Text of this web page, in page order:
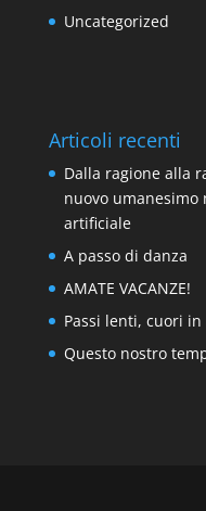
Uncategorized
Articoli recenti
Dalla ragione alla
nuovo umanesimo
artificiale
A passo di danza
AMATE VACANZE!
Passi lenti, cuori in
Questo nostro